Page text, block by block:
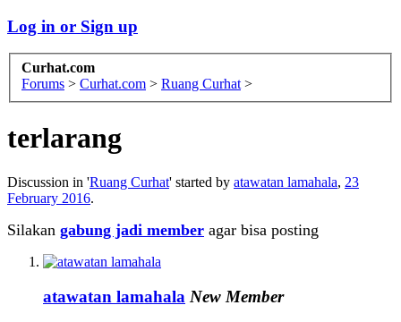
Log in or Sign up
Curhat.com
Forums > Curhat.com > Ruang Curhat >
terlarang
Discussion in 'Ruang Curhat' started by atawatan lamahala, 23
February 2016.
Silakan gabung jadi member agar bisa posting
atawatan lamahala New Member